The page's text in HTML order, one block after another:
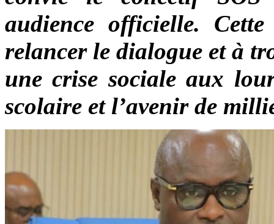
audience officielle.
relancer le dialogue et à
une crise sociale aux
scolaire et l’avenir de